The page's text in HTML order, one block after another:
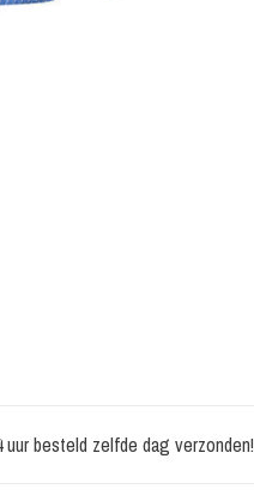
uur besteld zelfde dag verzonden!